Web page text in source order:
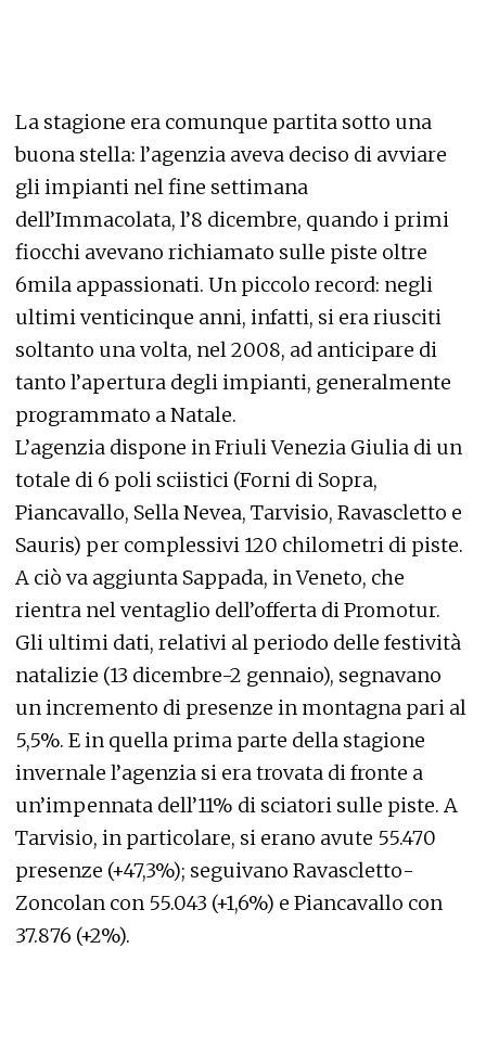
La stagione era comunque partita sotto una
buona stella: l’agenzia aveva deciso di avviare
gli impianti nel fine settimana
dell’Immacolata, l’8 dicembre, quando i primi
fiocchi avevano richiamato sulle piste oltre
6mila appassionati. Un piccolo record: negli
ultimi venticinque anni, infatti, si era riusciti
soltanto una volta, nel 2008, ad anticipare di
tanto l’apertura degli impianti, generalmente
programmato a Natale.
L’agenzia dispone in Friuli Venezia Giulia di un
totale di 6 poli sciistici (Forni di Sopra,
Piancavallo, Sella Nevea, Tarvisio, Ravascletto e
Sauris) per complessivi 120 chilometri di piste.
A ciò va aggiunta Sappada, in Veneto, che
rientra nel ventaglio dell’offerta di Promotur.
Gli ultimi dati, relativi al periodo delle festività
natalizie (13 dicembre-2 gennaio), segnavano
un incremento di presenze in montagna pari al
5,5%. E in quella prima parte della stagione
invernale l’agenzia si era trovata di fronte a
un’impennata dell’11% di sciatori sulle piste. A
Tarvisio, in particolare, si erano avute 55.470
presenze (+47,3%); seguivano Ravascletto-
Zoncolan con 55.043 (+1,6%) e Piancavallo con
37.876 (+2%).